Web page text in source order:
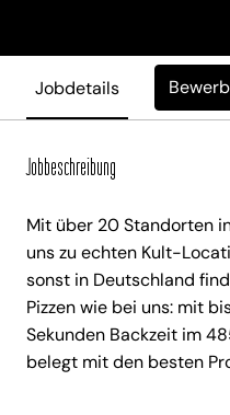
Jobdetails
Jobbeschreibung
Mit über 20 Standorten
uns zu echten Kult-
sonst in Deutschland
Pizzen wie bei uns: mit
Sekunden Backzeit im
belegt mit den besten